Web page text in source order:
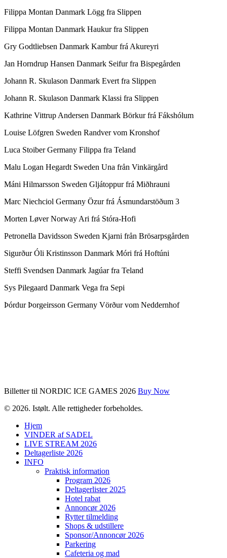
Filippa Montan Danmark Lögg fra Slippen
Filippa Montan Danmark Haukur fra Slippen
Gry Godtliebsen Danmark Kambur frá Akureyri
Jan Horndrup Hansen Danmark Seifur fra Bispegården
Johann R. Skulason Danmark Evert fra Slippen
Johann R. Skulason Danmark Klassi fra Slippen
Kathrine Vittrup Andersen Danmark Börkur frá Fákshólum
Louise Löfgren Sweden Randver vom Kronshof
Luca Stoiber Germany Filippa fra Teland
Malu Logan Hegardt Sweden Una från Vinkärgård
Máni Hilmarsson Sweden Gljátoppur frá Miðhrauni
Marc Niechciol Germany Özur frá Ásmundarstöðum 3
Morten Løver Norway Ari frá Stóra-Hofi
Petronella Davidsson Sweden Kjarni från Brösarpsgården
Sigurður Óli Kristinsson Danmark Móri frá Hoftúni
Steffi Svendsen Danmark Jagúar fra Teland
Sys Pilegaard Danmark Vega fra Sepi
Þórdur Þorgeirsson Germany Vörður vom Neddernhof
Billetter til NORDIC ICE GAMES 2026 Buy Now
© 2026. Istølt. Alle rettigheder forbeholdes.
Hjem
VINDER af SADEL
LIVE STREAM 2026
Deltagerliste 2026
INFO
Praktisk information
Program 2026
Deltagerlister 2025
Hotel rabat
Annoncør 2026
Rytter tilmelding
Shops & udstillere
Sponsor/Annoncør 2026
Parkering
Cafeteria og mad